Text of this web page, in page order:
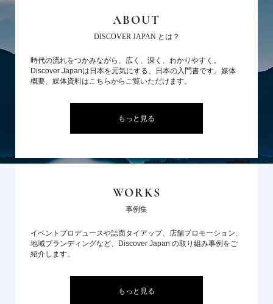
ABOUT
DISCOVER JAPAN とは？
時代の流れをつかみながら、広く、深く、わかりやすく。
Discover Japanは日本を元気にする、日本の入門書です。媒体
概要、媒体資料はこちらからご覧いただけます。
もっと見る
WORKS
事例集
イベントプロデュースや誌面タイアップ、店舗プロモーション、
地域ブランディングなど、Discover Japan の取り組み事例をご
紹介します。
もっと見る